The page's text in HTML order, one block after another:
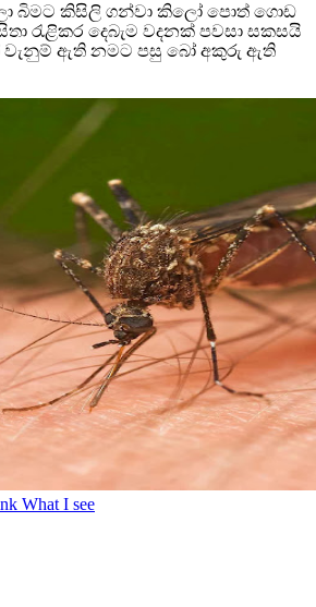
බිමට කිසිලි ගන්වා කිලෝ පොත් ගොඩ
රැළිකර දෙබැම වදනක් පවසා සකසයි
වැනුම් ඇති නමට පසු බෝ අකුරු ඇති
What I see